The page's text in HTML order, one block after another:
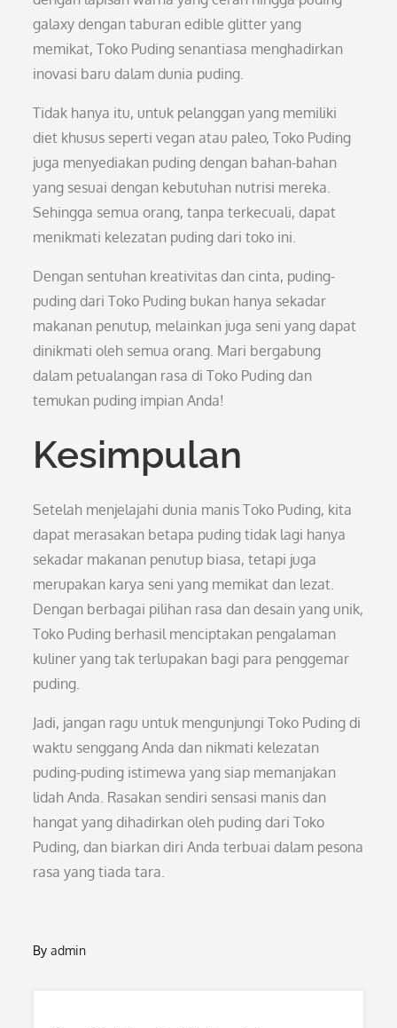
galaxy dengan taburan edible glitter yang
memikat, Toko Puding senantiasa menghadirkan
inovasi baru dalam dunia puding.
Tidak hanya itu, untuk pelanggan yang memiliki
diet khusus seperti vegan atau paleo, Toko Puding
juga menyediakan puding dengan bahan-bahan
yang sesuai dengan kebutuhan nutrisi mereka.
Sehingga semua orang, tanpa terkecuali, dapat
menikmati kelezatan puding dari toko ini.
Dengan sentuhan kreativitas dan cinta, puding-
puding dari Toko Puding bukan hanya sekadar
makanan penutup, melainkan juga seni yang dapat
dinikmati oleh semua orang. Mari bergabung
dalam petualangan rasa di Toko Puding dan
temukan puding impian Anda!
Kesimpulan
Setelah menjelajahi dunia manis Toko Puding, kita
dapat merasakan betapa puding tidak lagi hanya
sekadar makanan penutup biasa, tetapi juga
merupakan karya seni yang memikat dan lezat.
Dengan berbagai pilihan rasa dan desain yang unik,
Toko Puding berhasil menciptakan pengalaman
kuliner yang tak terlupakan bagi para penggemar
puding.
Jadi, jangan ragu untuk mengunjungi Toko Puding di
waktu senggang Anda dan nikmati kelezatan
puding-puding istimewa yang siap memanjakan
lidah Anda. Rasakan sendiri sensasi manis dan
hangat yang dihadirkan oleh puding dari Toko
Puding, dan biarkan diri Anda terbuai dalam pesona
rasa yang tiada tara.
Byadmin